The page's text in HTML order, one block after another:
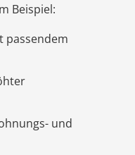
Beispiel:
passendem
und